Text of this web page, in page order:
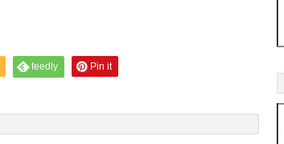
feedly Pin it